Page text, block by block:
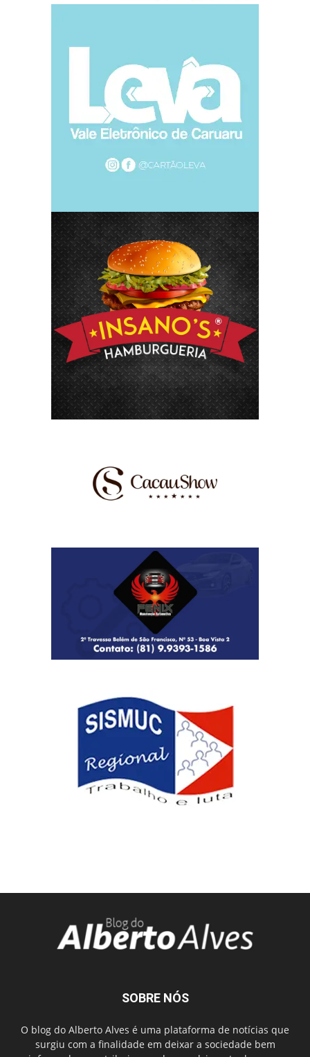
SOBRE NÓS
O blog do Alberto Alves é uma plataforma de notícias que
surgiu com a finalidade em deixar a sociedade bem